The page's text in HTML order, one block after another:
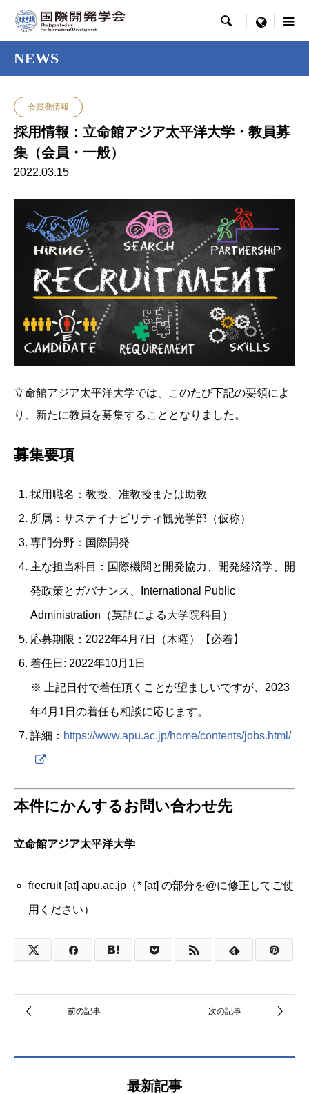
 menu
NEWS
会員発情報
採用情報：立命館アジア太平洋大学・教員募
集（会員・一般）
2022.03.15
立命館アジア太平洋大学では、このたび下記の要領によ
り、 新たに教員を募集することとなりました。
募集要項
採用職名：教授、准教授または助教
所属：サステイナビリティ観光学部（仮称）
専門分野：国際開発
主な担当科目：国際機関と開発協力、開発経済学、開
発政策とガバナンス、International Public
Administration（英語による大学院科目）
応募期限：2022年4月7日（木曜）【必着】
着任日: 2022年10月1日
※ 上記日付で着任頂くことが望ましいですが、2023
年4月1日の着任も相談に応じます。
詳細： https://www.apu.ac.jp/home/contents/jobs.html/
本件にかんするお問い合わせ先
立命館アジア太平洋大学
frecruit [at] apu.ac.jp（* [at] の部分を@に修正してご使
用ください）
最新記事